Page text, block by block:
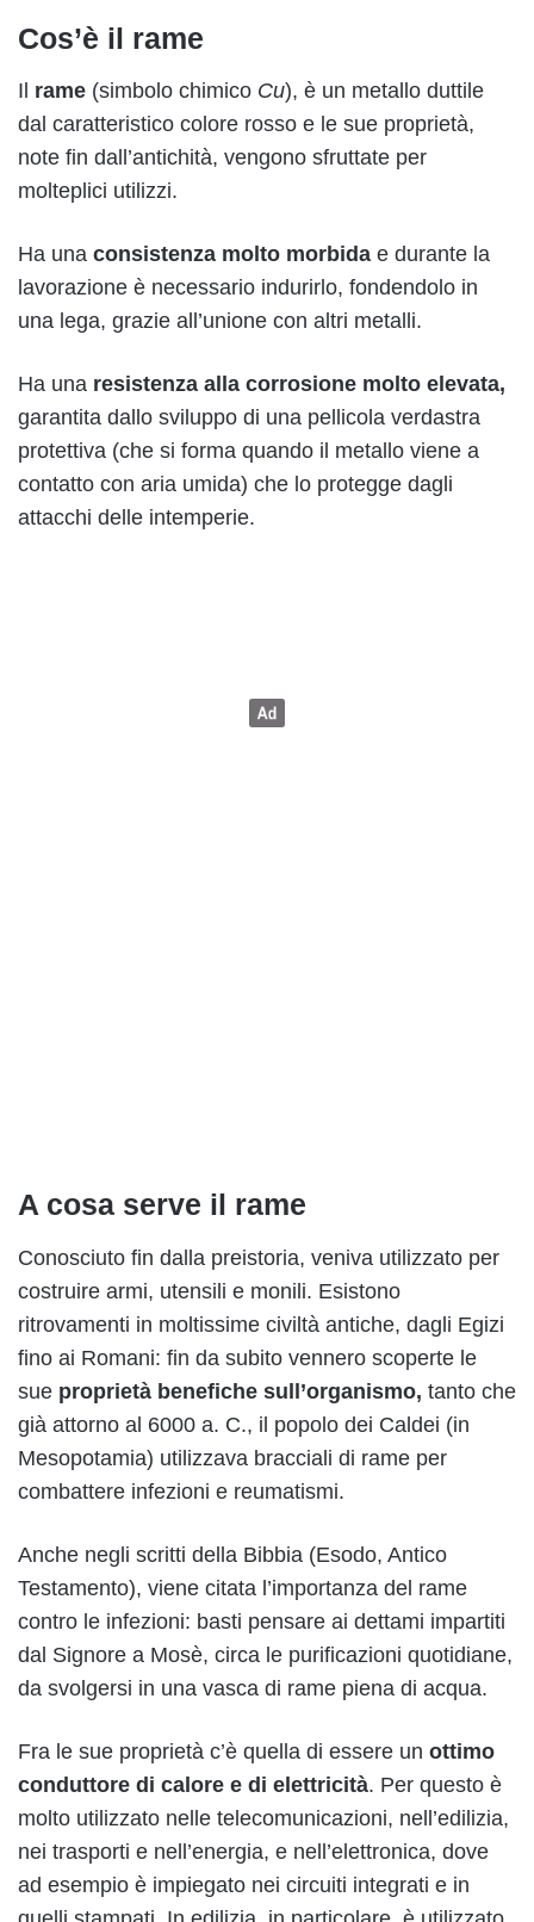
Cos’è il rame
Il rame (simbolo chimico Cu), è un metallo duttile
dal caratteristico colore rosso e le sue proprietà,
note fin dall’antichità, vengono sfruttate per
molteplici utilizzi.
Ha una consistenza molto morbida e durante la
lavorazione è necessario indurirlo, fondendolo in
una lega, grazie all’unione con altri metalli.
Ha una resistenza alla corrosione molto elevata,
garantita dallo sviluppo di una pellicola verdastra
protettiva (che si forma quando il metallo viene a
contatto con aria umida) che lo protegge dagli
attacchi delle intemperie.
A cosa serve il rame
Conosciuto fin dalla preistoria, veniva utilizzato per
costruire armi, utensili e monili. Esistono
ritrovamenti in moltissime civiltà antiche, dagli Egizi
fino ai Romani: fin da subito vennero scoperte le
sue proprietà benefiche sull’organismo, tanto che
già attorno al 6000 a. C., il popolo dei Caldei (in
Mesopotamia) utilizzava bracciali di rame per
combattere infezioni e reumatismi.
Anche negli scritti della Bibbia (Esodo, Antico
Testamento), viene citata l’importanza del rame
contro le infezioni: basti pensare ai dettami impartiti
dal Signore a Mosè, circa le purificazioni quotidiane,
da svolgersi in una vasca di rame piena di acqua.
Fra le sue proprietà c’è quella di essere un ottimo
conduttore di calore e di elettricità. Per questo è
molto utilizzato nelle telecomunicazioni, nell’edilizia,
nei trasporti e nell’energia, e nell’elettronica, dove
ad esempio è impiegato nei circuiti integrati e in